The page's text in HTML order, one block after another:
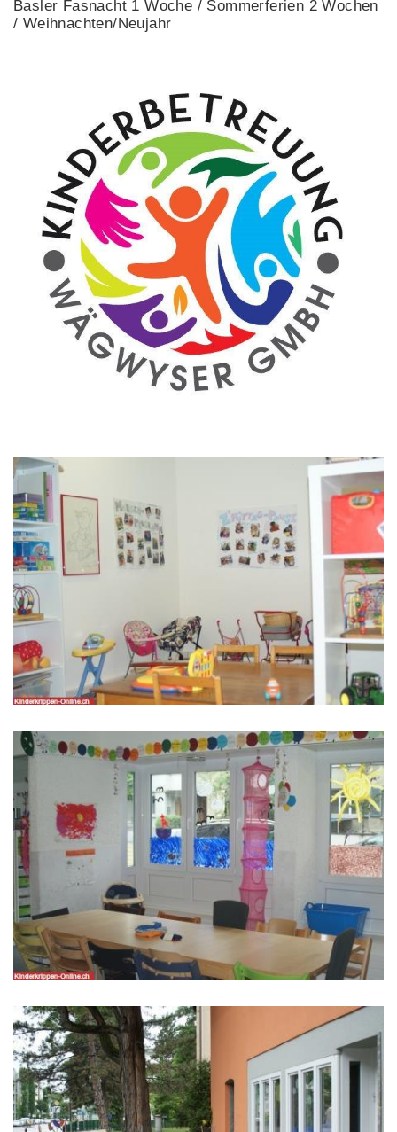
Basler Fasnacht 1 Woche / Sommerferien 2 Wochen
/ Weihnachten/Neujahr